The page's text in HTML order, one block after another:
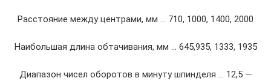
Расстояние между центрами, мм … 710, 1000, 1400, 2000
Наибольшая длина обтачивания, мм … 645,935, 1333, 1935
Диапазон чисел оборотов в минуту шпинделя … 12,5 —